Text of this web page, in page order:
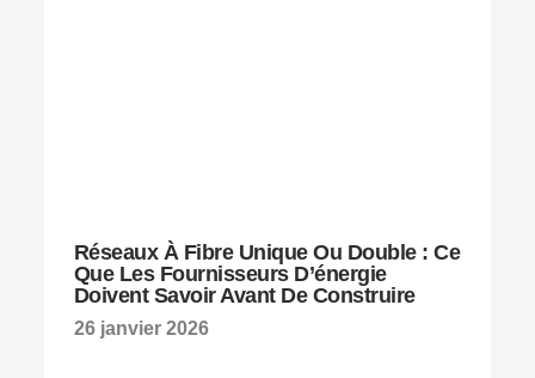
Réseaux À Fibre Unique Ou Double : Ce
Que Les Fournisseurs D’énergie
Doivent Savoir Avant De Construire
26 janvier 2026